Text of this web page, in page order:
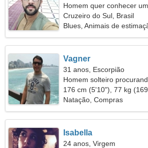
Homem quer conhecer
Cruzeiro do Sul, Brasil
Blues, Animais de
Vagner
31 anos, Escorpião
Homem solteiro
176 cm (5'10"), 77 kg
Natação, Compras
Isabella
24 anos, Virgem